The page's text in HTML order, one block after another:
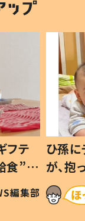
フテ
食”を
の親
編集部
ひ孫
が、
「涙が
い」